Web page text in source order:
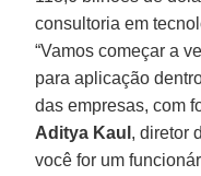
consultoria em
“Vamos começar a
para aplicação
das empresas, com
Aditya Kaul , diretor
você for um